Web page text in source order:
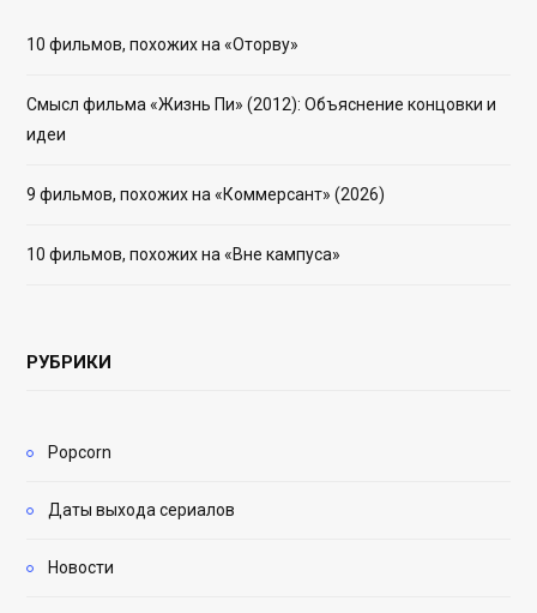
10 фильмов, похожих на «Оторву»
Смысл фильма «Жизнь Пи» (2012): Объяснение концовки и
идеи
9 фильмов, похожих на «Коммерсант» (2026)
10 фильмов, похожих на «Вне кампуса»
РУБРИКИ
Popcorn
Даты выхода сериалов
Новости